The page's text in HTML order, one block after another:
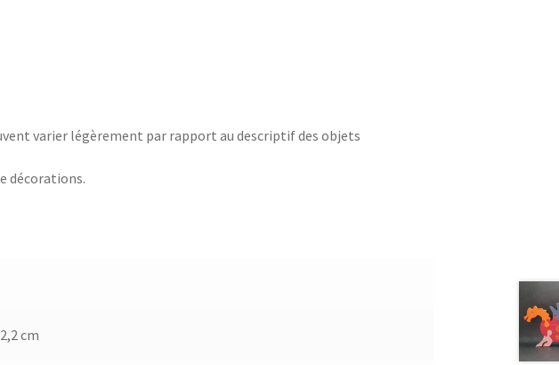
varier légèrement par rapport au descriptif des objets
décorations.
cm